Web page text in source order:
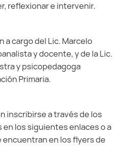
reflexionar e intervenir.
a cargo del Lic. Marcelo
y docente, y de la Lic.
y psicopedagoga
Primaria.
inscribirse a través de los
los siguientes enlaces o a
encuentran en los flyers de